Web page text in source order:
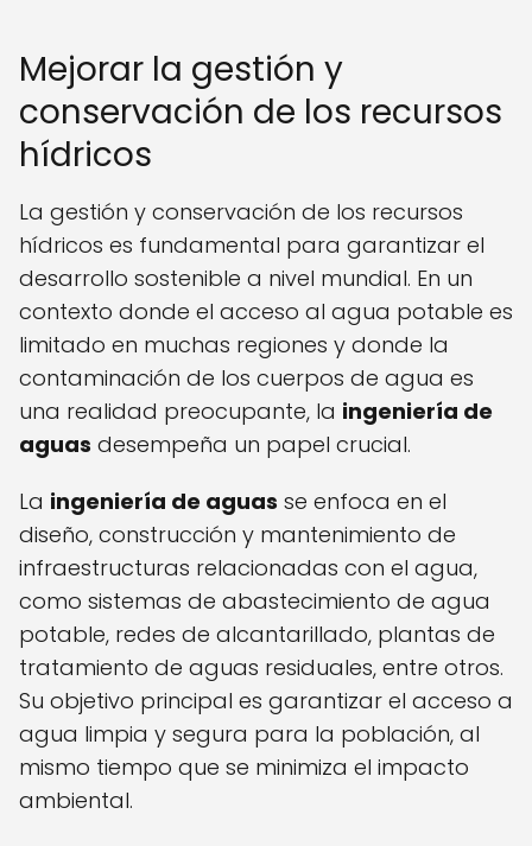
Mejorar la gestión y
conservación de los recursos
hídricos
La gestión y conservación de los recursos
hídricos es fundamental para garantizar el
desarrollo sostenible a nivel mundial. En un
contexto donde el acceso al agua potable es
limitado en muchas regiones y donde la
contaminación de los cuerpos de agua es
una realidad preocupante, la ingeniería de
aguas desempeña un papel crucial.
La ingeniería de aguas se enfoca en el
diseño, construcción y mantenimiento de
infraestructuras relacionadas con el agua,
como sistemas de abastecimiento de agua
potable, redes de alcantarillado, plantas de
tratamiento de aguas residuales, entre otros.
Su objetivo principal es garantizar el acceso a
agua limpia y segura para la población, al
mismo tiempo que se minimiza el impacto
ambiental.